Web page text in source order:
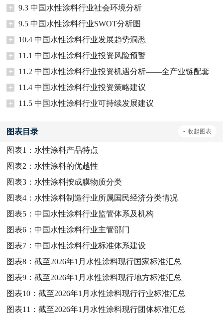
+
9.3 中国水性涂料行业社会环境分析
+
9.5 中国水性涂料行业SWOT分析图
+
10.4 中国水性涂料行业发展趋势洞悉
+
11.1 中国水性涂料行业投资风险预警
+
11.2 中国水性涂料行业投资机遇分析——全产业链配套
+
11.4 中国水性涂料行业投资策略建议
+
11.5 中国水性涂料行业可持续发展建议
图表目录 - 收起图表
图表1： 水性涂料产品特点
图表2： 水性涂料的优越性
图表3： 水性涂料按成膜物质分类
图表4： 水性涂料制造行业所属国民经济分类情况
图表5：中国水性涂料行业监管体系及机构
图表6：中国水性涂料行业主管部门
图表7：中国水性涂料行业标准体系建设
图表8：截至2026年1月水性涂料现行国家标准汇总
图表9：截至2026年1月水性涂料现行地方标准汇总
图表10：截至2026年1月水性涂料现行行业标准汇总
图表11：截至2026年1月水性涂料现行团体标准汇总